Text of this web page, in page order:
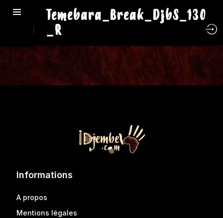
Temebara_Break_DjbS_130
_R
Informations
A propos
Mentions légales